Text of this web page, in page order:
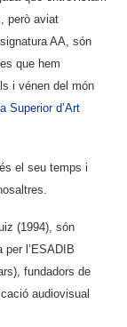
però aviat
AA, són
que hem
i vénen del món
Superior d’Art
el seu temps i
(1994), són
l’ESADIB
fundadors de
audiovisual